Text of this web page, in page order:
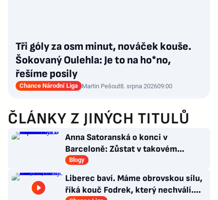
Tři góly za osm minut, nováček kouše.
Šokovaný Oulehla: Je to na ho*no,
řešíme posily
Chance Národní Liga Martin Pešout8. srpna 202609:00
ČLÁNKY Z JINÝCH TITULŮ
Anna Satoranská o konci v
Barceloně: Zůstat v takovém
chaosu bych svému muži nepřála
Blogy
Liberec baví. Máme obrovskou sílu,
říká kouč Fodrek, který nechválí.